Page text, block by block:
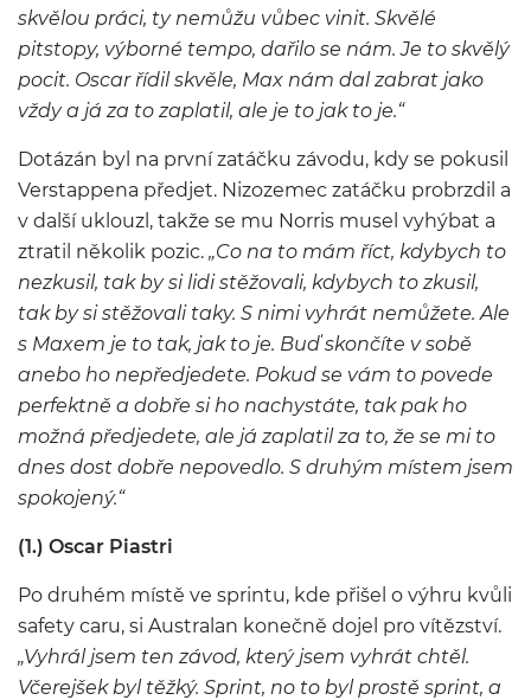
skvělou práci, ty nemůžu vůbec vinit. Skvělé
pitstopy, výborné tempo, dařilo se nám. Je to skvělý
pocit. Oscar řídil skvěle, Max nám dal zabrat jako
vždy a já za to zaplatil, ale je to jak to je.“
Dotázán byl na první zatáčku závodu, kdy se pokusil
Verstappena předjet. Nizozemec zatáčku probrzdil a
v další uklouzl, takže se mu Norris musel vyhýbat a
ztratil několik pozic. „Co na to mám říct, kdybych to
nezkusil, tak by si lidi stěžovali, kdybych to zkusil,
tak by si stěžovali taky. S nimi vyhrát nemůžete. Ale
s Maxem je to tak, jak to je. Buď skončíte v sobě
anebo ho nepředjedete. Pokud se vám to povede
perfektně a dobře si ho nachystáte, tak pak ho
možná předjedete, ale já zaplatil za to, že se mi to
dnes dost dobře nepovedlo. S druhým místem jsem
spokojený.“
(1.) Oscar Piastri
Po druhém místě ve sprintu, kde přišel o výhru kvůli
safety caru, si Australan konečně dojel pro vítězství.
„Vyhrál jsem ten závod, který jsem vyhrát chtěl.
Včerejšek byl těžký. Sprint, no to byl prostě sprint, a